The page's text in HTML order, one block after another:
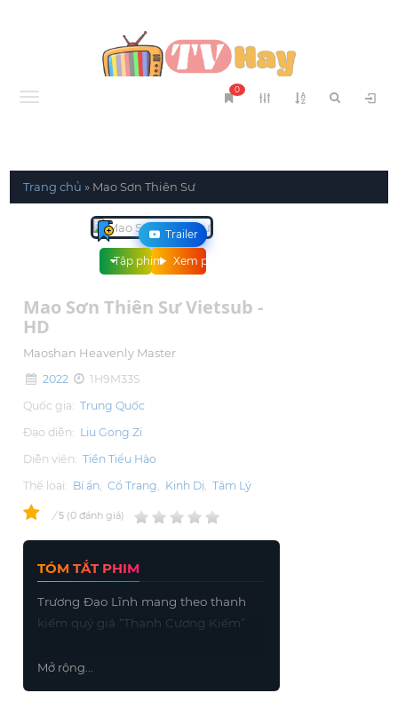
Menu
0
Trang chủ » Mao Sơn Thiên Sư
Trailer
Xem phim
Tập phim
Mao Sơn Thiên Sư Vietsub -
HD
Maoshan Heavenly Master
2022
1H9M33S
Quốc gia: Trung Quốc
Đạo diễn: Liu Gong Zi
Diễn viên: Tiền Tiểu Hào
Thể loại: Bí ẩn, Cổ Trang, Kinh Dị, Tâm Lý
/ 5 0 đánh giá
TÓM TẮT PHIM
Trương Đạo Lĩnh mang theo thanh
kiếm quý giá “Thanh Cương Kiếm”
Mở rộng...